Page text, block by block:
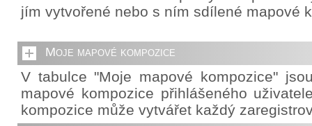
jím vytvořené nebo s ním sdílené mapové
Moje mapové kompozice
V tabulce "Moje mapové kompozice"
mapové kompozice přihlášeného
kompozice může vytvářet každý